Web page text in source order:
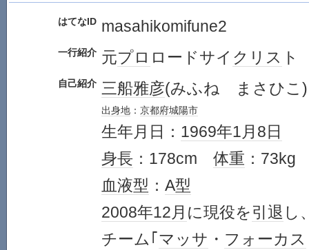
はてなID masahikomifune2
一行紹介 元プロ ロードサイ クリス ト
自己紹介 三船雅彦(みふね まさひこ)
出身地 ： 京都府城陽市
生年月日： 1969年1月8日
身長 ：178cm 体重 ：73kg
血液型 ： A型
2008年12月 に現役を引退 し
チーム｢ マッサ ・ フォーカス